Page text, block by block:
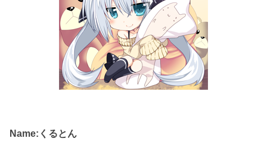
Name:くるとん